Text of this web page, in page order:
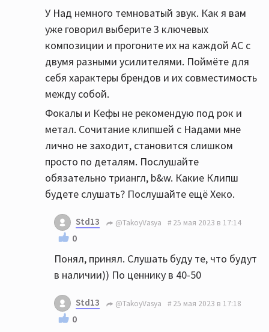
У Над немного темноватый звук. Как я вам
уже говорил выберите 3 ключевых
композиции и прогоните их на каждой АС с
двумя разными усилителями. Поймёте для
себя характеры брендов и их совместимость
между собой.
Фокалы и Кефы не рекомендую под рок и
метал. Сочитание клипшей с Надами мне
лично не заходит, становится слишком
просто по деталям. Послушайте
обязательно триангл, b&w. Какие Клипш
будете слушать? Послушайте ещё Хеко.
Std13 @TakoyVasya 25 мая 2023 в 17:14
0
Понял, принял. Слушать буду те, что будут
в наличии)) По ценнику в 40-50
Std13 @TakoyVasya 25 мая 2023 в 17:18
0